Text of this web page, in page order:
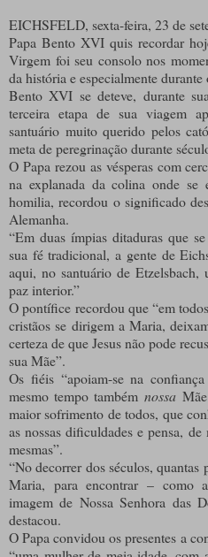
EICHSFELD, sexta-feira, 23 de
Papa Bento XVI quis recordar
Virgem foi seu consolo nos
da história e especialmente
Bento XVI se deteve, durante
terceira etapa de sua viagem
santuário muito querido pelos
meta de peregrinação durante
O Papa rezou as vésperas com
na explanada da colina onde se
homilia, recordou o significado
Alemanha.
“Em duas ímpias ditaduras que
sua fé tradicional, a gente de
aqui, no santuário de
paz interior.”
O pontífice recordou que “em
cristãos se dirigem a Maria,
certeza de que Jesus não pode
sua Mãe”.
Os fiéis “apoiam-se na
mesmo tempo também nossa
maior sofrimento de todos, que
as nossas dificuldades e pensa,
mesmas”.
“No decorrer dos séculos, quantas
Maria, para encontrar – como
imagem de Nossa Senhora das
destacou.
O Papa convidou os presentes a